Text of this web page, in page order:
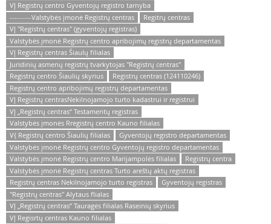
VĮ Registrų centro Gyventojų registro tarnyba
---------Valstybės įmonė Registrų centras
Regitrų centras
VĮ "Registrų centras" (gyventojų registras)
Valstybės įmonė Registrų centro apribojimų registrų departamentas
VĮ Registrų centras Šiaulų filialas
Juridinių asmenų registrų tvarkytojas "Registrų centras"
Registrų centro Šiaulių skyrius
Registrų centras (124110246)
Registrų centro apribojimų registrų departamentas
VĮ Registrų centrasNekilnojamojo turto kadastrui ir registrui
VĮ „Registrų centras“ Testamentų registras
Valstybės įmonės Rregistrų centro Kauno filialas
V{ Registrų centro Šiaulių filialas
Gyventojų registro departamentas
Valstybės įmonė Registrų centro Gyventojų registro departamentas
Valstybės įmonė Registrų centro Marijampolės filialas
Registrų centra
Valstybės įmonė Registrų centras Turto areštų aktų registras
Registrų centras Nekilnojamojo turto registras
Gyventojų registras
"Registrų centras" Alytaus flialas
VĮ „Registrų centras“ Tauragės filialas Raseinių skyrius
VĮ Regisrtų centras Kauno filialas